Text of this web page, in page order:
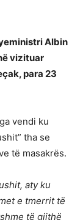
Albin
vizituar
para 23
vendi ku
tha se
të masakrës.
aty ku
e tmerrit të
të gjithë